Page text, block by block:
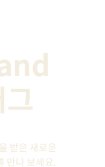
받은 새로운
만나 보세요.